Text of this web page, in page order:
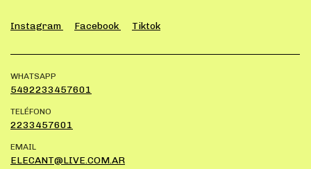
Instagram Facebook Tiktok
WHATSAPP
5492233457601
TELÉFONO
2233457601
EMAIL
ELECANT@LIVE.COM.AR